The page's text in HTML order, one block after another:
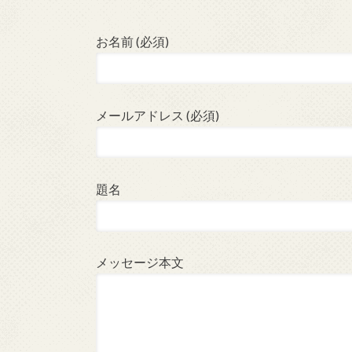
お名前 (必須)
メールアドレス (必須)
題名
メッセージ本文